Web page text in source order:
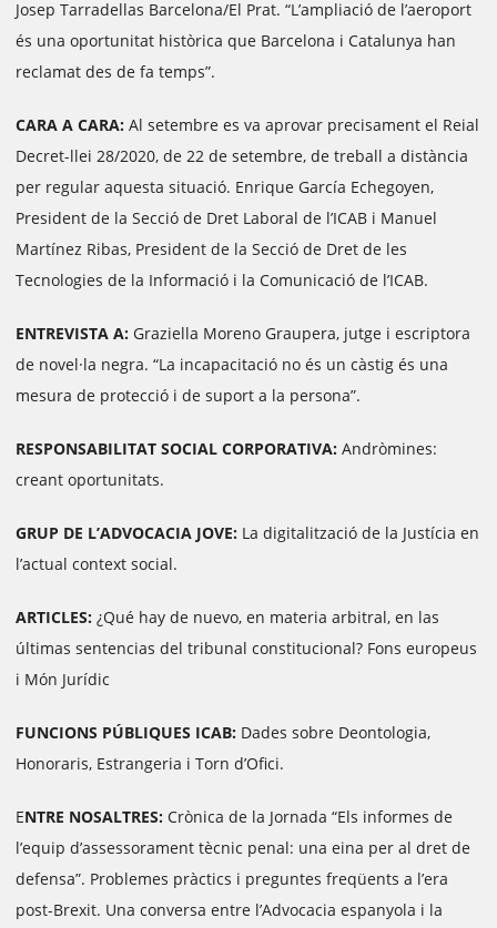
Josep Tarradellas Barcelona/El Prat. “L’ampliació de l’aeroport
és una oportunitat històrica que Barcelona i Catalunya han
reclamat des de fa temps”.
CARA A CARA: Al setembre es va aprovar precisament el Reial
Decret-llei 28/2020, de 22 de setembre, de treball a distància
per regular aquesta situació. Enrique García Echegoyen,
President de la Secció de Dret Laboral de l’ICAB i Manuel
Martínez Ribas, President de la Secció de Dret de les
Tecnologies de la Informació i la Comunicació de l’ICAB.
ENTREVISTA A: Graziella Moreno Graupera, jutge i escriptora
de novel·la negra. “La incapacitació no és un càstig és una
mesura de protecció i de suport a la persona”.
RESPONSABILITAT SOCIAL CORPORATIVA: Andròmines:
creant oportunitats.
GRUP DE L’ADVOCACIA JOVE: La digitalització de la Justícia en
l’actual context social.
ARTICLES: ¿Qué hay de nuevo, en materia arbitral, en las
últimas sentencias del tribunal constitucional? Fons europeus
i Món Jurídic
FUNCIONS PÚBLIQUES ICAB: Dades sobre Deontologia,
Honoraris, Estrangeria i Torn d’Ofici.
ENTRE NOSALTRES: Crònica de la Jornada “Els informes de
l’equip d’assessorament tècnic penal: una eina per al dret de
defensa”. Problemes pràctics i preguntes freqüents a l’era
post-Brexit. Una conversa entre l’Advocacia espanyola i la